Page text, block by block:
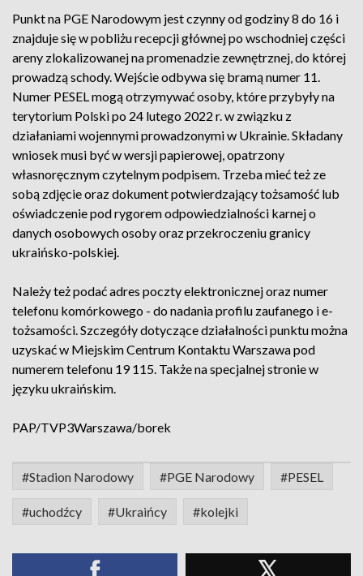
Punkt na PGE Narodowym jest czynny od godziny 8 do 16 i
znajduje się w pobliżu recepcji głównej po wschodniej części
areny zlokalizowanej na promenadzie zewnętrznej, do której
prowadzą schody. Wejście odbywa się bramą numer 11.
Numer PESEL mogą otrzymywać osoby, które przybyły na
terytorium Polski po 24 lutego 2022 r. w związku z
działaniami wojennymi prowadzonymi w Ukrainie. Składany
wniosek musi być w wersji papierowej, opatrzony
własnoręcznym czytelnym podpisem. Trzeba mieć też ze
sobą zdjęcie oraz dokument potwierdzający tożsamość lub
oświadczenie pod rygorem odpowiedzialności karnej o
danych osobowych osoby oraz przekroczeniu granicy
ukraińsko-polskiej.
Należy też podać adres poczty elektronicznej oraz numer
telefonu komórkowego - do nadania profilu zaufanego i e-
tożsamości. Szczegóły dotyczące działalności punktu można
uzyskać w Miejskim Centrum Kontaktu Warszawa pod
numerem telefonu 19 115. Także na specjalnej stronie w
języku ukraińskim.
PAP/TVP3Warszawa/borek
#Stadion Narodowy #PGE Narodowy #PESEL
#uchodźcy #Ukraińcy #kolejki